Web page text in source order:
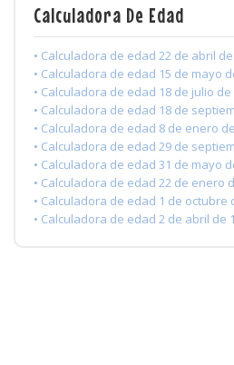
Calculadora De Edad
• Calculadora de edad 22 de abril
• Calculadora de edad 15 de mayo
• Calculadora de edad 18 de julio de
• Calculadora de edad 18 de
• Calculadora de edad 8 de enero
• Calculadora de edad 29 de
• Calculadora de edad 31 de mayo
• Calculadora de edad 22 de enero
• Calculadora de edad 1 de octubre
• Calculadora de edad 2 de abril de